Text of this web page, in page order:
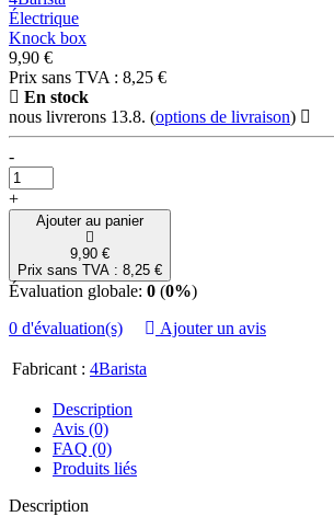
9,90 €
Prix sans TVA : 8,25 €
En stock
nous livrerons 13.8. (options de livraison)
-
+
Ajouter au panier
9,90 €
Prix sans TVA : 8,25 €
Évaluation globale: 0 (0%)
0 d'évaluation(s)
Ajouter un avis
Fabricant : 4Barista
Description
Avis (0)
FAQ (0)
Produits liés
Description